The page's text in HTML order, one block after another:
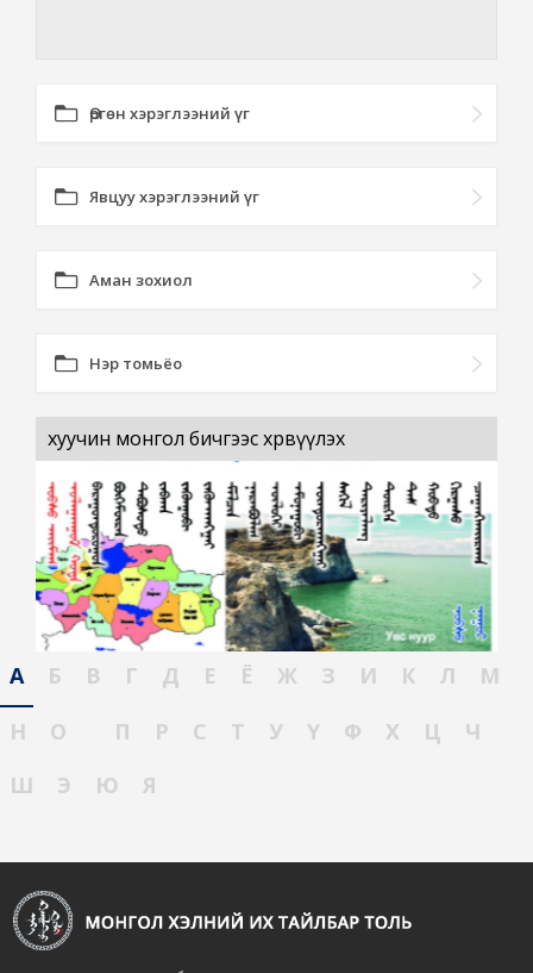
Өргөн хэрэглээний үг
Явцуу хэрэглээний үг
Аман зохиол
Нэр томьёо
хуучин монгол бичгээс хөрвүүлэх
А Б В Г Д Е Ё Ж З И К Л
М
Н
О П Р С Т У Ү Ф Х Ц
Ч
Ш
Э Ю Я